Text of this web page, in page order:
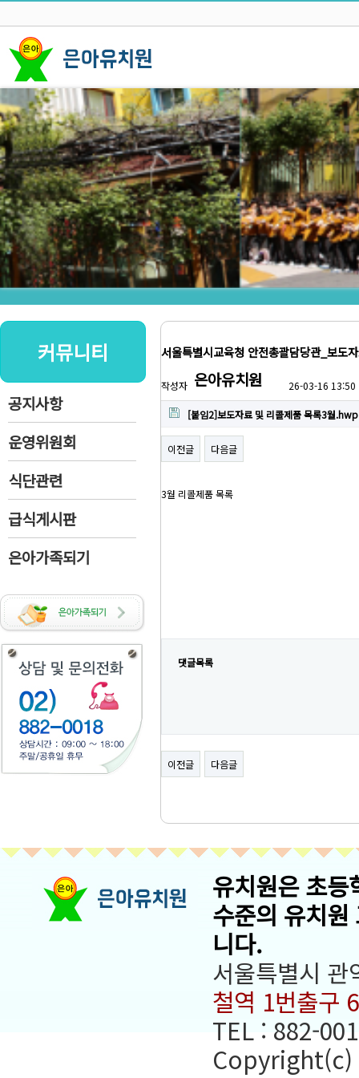
커뮤니티
공지사항
운영위원회
식단관련
급식게시판
은아가족되기
서울특별시교육청 안전총괄담당관_보도
작성자 은아유치원 26-03-16 13:50
[붙임2]보도자료 및 리콜제품 목록3월.hwp
이전글 다음글
3월 리콜제품 목록
댓글목록
이전글 다음글
유치원은 초등
수준의 유치원
니다.
서울특별시
철역 1번출구
TEL : 882-
Copyright(c)